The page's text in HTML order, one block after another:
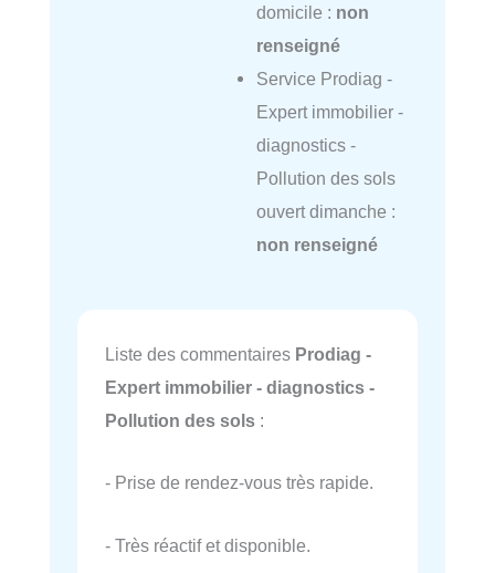
domicile : non
renseigné
Service Prodiag -
Expert immobilier -
diagnostics -
Pollution des sols
ouvert dimanche :
non renseigné
Liste des commentaires Prodiag -
Expert immobilier - diagnostics -
Pollution des sols :
- Prise de rendez-vous très rapide.
- Très réactif et disponible.